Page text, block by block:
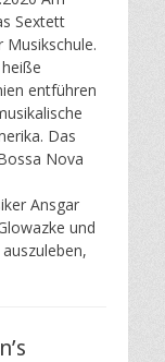
Sextett
Musikschule.
entführen
Das
Nova
Ansgar
und